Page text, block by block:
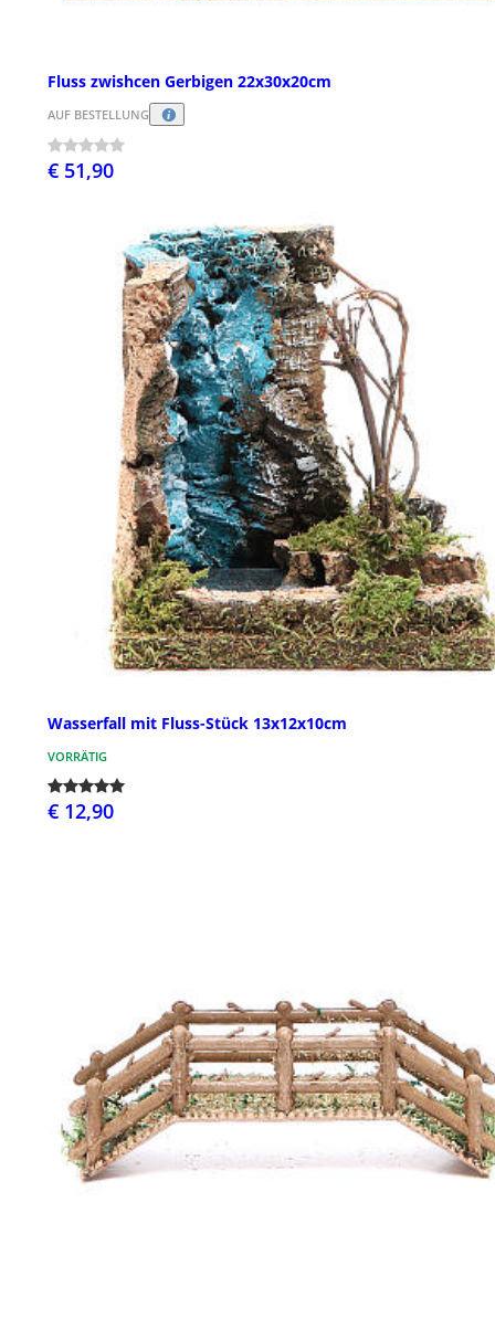
Fluss zwishcen Gerbigen 22x30x20cm
AUF BESTELLUNG
€ 51,90
Wasserfall mit Fluss-Stück 13x12x10cm
VORRÄTIG
€ 12,90